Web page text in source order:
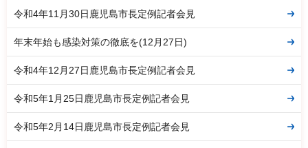
令和4年11月30日鹿児島市長定例記者会見
年末年始も感染対策の徹底を(12月27日)
令和4年12月27日鹿児島市長定例記者会見
令和5年1月25日鹿児島市長定例記者会見
令和5年2月14日鹿児島市長定例記者会見